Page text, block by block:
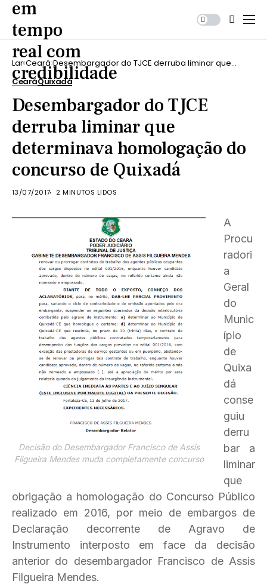
Lar Ceará Desembargador do TJCE derruba liminar que
determinava homologação do concurso de
Quixadá
CearáQuixadá
Desembargador do TJCE
derruba liminar que
determinava homologação do
concurso de Quixadá
13/07/2017 2 MINUTOS LIDOS
Decisão do Desembargador Francisco de Assis
Filgueira Mendes muda completamente concurso
A
Procu
radori
a
Geral
do
Munic
ípio
de
Quixa
dá
conse
guiu
derru
bar a
liminar
que
obrigação a homologação do Concurso Público
realizado em 2016, por meio de embargos de
Declaração decorrente de Agravo de
Instrumento interposto em face da decisão
anterior do desembargador Francisco de Assis
Filgueira Mendes.